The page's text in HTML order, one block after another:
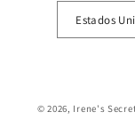
© 2026, Irene's Secret